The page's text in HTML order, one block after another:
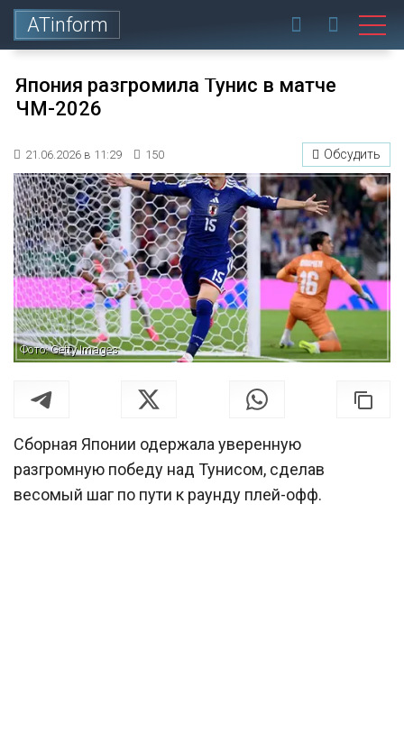
ATinform
Япония разгромила Тунис в матче
ЧМ-2026
21.06.2026 в 11:29 150 Обсудить
Фото: Getty Images
Сборная Японии одержала уверенную
разгромную победу над Тунисом, сделав
весомый шаг по пути к раунду плей-офф.